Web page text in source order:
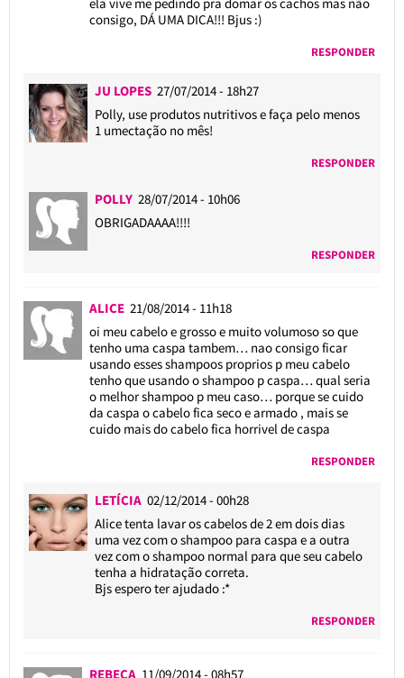
consigo, DÁ UMA DICA!!! Bjus :)
RESPONDER
JU LOPES 27/07/2014 - 18h27
Polly, use produtos nutritivos e faça pelo menos
1 umectação no mês!
RESPONDER
POLLY28/07/2014 - 10h06
OBRIGADAAAA!!!!
RESPONDER
ALICE 21/08/2014 - 11h18
oi meu cabelo e grosso e muito volumoso so que
tenho uma caspa tambem… nao consigo ficar
usando esses shampoos proprios p meu cabelo
tenho que usando o shampoo p caspa… qual seria
o melhor shampoo p meu caso… porque se cuido
da caspa o cabelo fica seco e armado , mais se
cuido mais do cabelo fica horrivel de caspa
RESPONDER
LETÍCIA02/12/2014 - 00h28
Alice tenta lavar os cabelos de 2 em dois dias
uma vez com o shampoo para caspa e a outra
vez com o shampoo normal para que seu cabelo
tenha a hidratação correta.
Bjs espero ter ajudado :*
RESPONDER
REBECA 11/09/2014 - 08h57